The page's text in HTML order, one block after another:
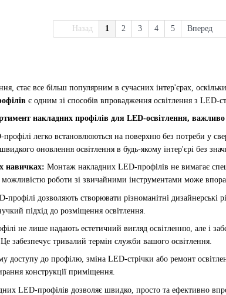
стає все більш популярним в сучасних інтер'єрах,
є одним зі способів впровадження освітлення з LED-
накладних профілів для LED-освітлення, важливо
легко встановлюються на поверхню без потреби у
оновлення освітлення в будь-якому інтер'єрі без
навичках: Монтаж накладних LED-профілів не вимагає
роботи зі звичайними інструментами може
профілі дозволяють створювати різноманітні
підхід до розміщення освітлення.
не лише надають естетичний вигляд освітленню, але і
забезпечує тривалий термін служби вашого освітлення.
доступу до профілю, зміна LED-стрічки або ремонт
конструкції приміщення.
LED-профілів дозволяє швидко, просто та ефективно
Назад 1 2 3 4 5 Вперед